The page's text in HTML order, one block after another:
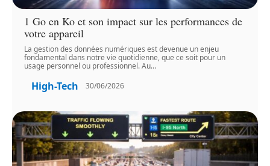
1 Go en Ko et son impact sur les performances de
votre appareil
La gestion des données numériques est devenue un enjeu
fondamental dans notre vie quotidienne, que ce soit pour un
usage personnel ou professionnel. Au…
High-Tech 30/06/2026